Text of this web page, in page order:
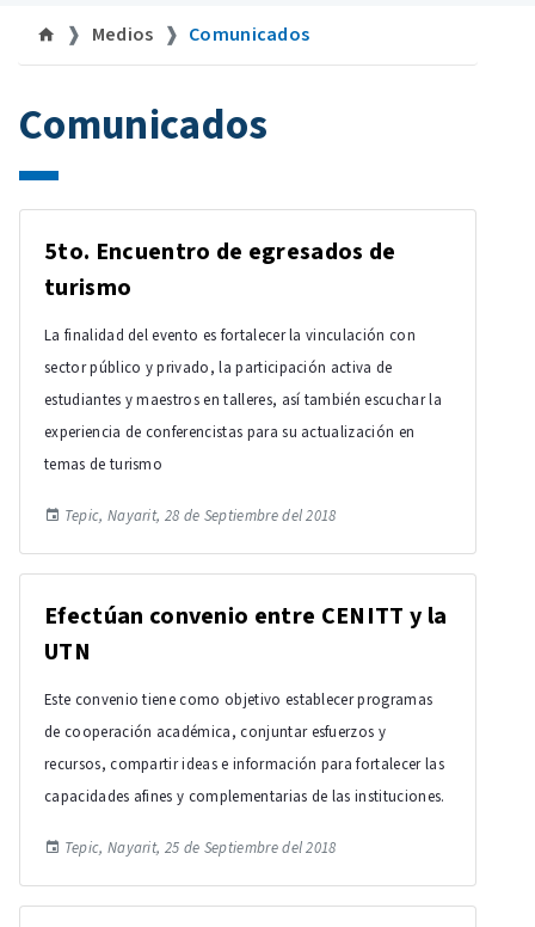
Medios Comunicados
Comunicados
5to. Encuentro de egresados de
turismo
La finalidad del evento es fortalecer la vinculación con
sector público y privado, la participación activa de
estudiantes y maestros en talleres, así también escuchar la
experiencia de conferencistas para su actualización en
temas de turismo
Tepic, Nayarit, 28 de Septiembre del 2018
Efectúan convenio entre CENITT y la
UTN
Este convenio tiene como objetivo establecer programas
de cooperación académica, conjuntar esfuerzos y
recursos, compartir ideas e información para fortalecer las
capacidades afines y complementarias de las instituciones.
Tepic, Nayarit, 25 de Septiembre del 2018